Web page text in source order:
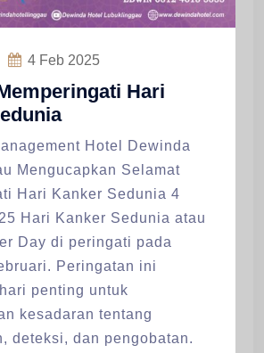
4 Feb 2025
Hari
Hotel Dewinda
Mengucapkan Selamat
Hari Kanker Sedunia 4
Hari Kanker Sedunia atau
Day di peringati pada
Peringatan ini
penting untuk
kesadaran tentang
deteksi, dan pengobatan.